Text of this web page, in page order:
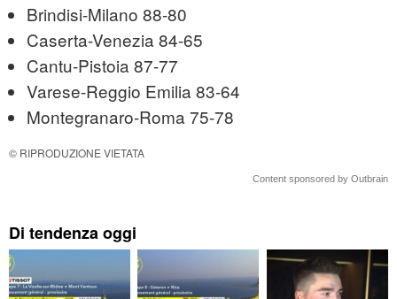
Brindisi-Milano 88-80
Caserta-Venezia 84-65
Cantu-Pistoia 87-77
Varese-Reggio Emilia 83-64
Montegranaro-Roma 75-78
© RIPRODUZIONE VIETATA
Content sponsored by Outbrain
Di tendenza oggi